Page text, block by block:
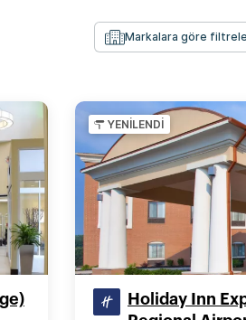
Markalara göre filtrele
YENİLENDİ
Holiday Inn